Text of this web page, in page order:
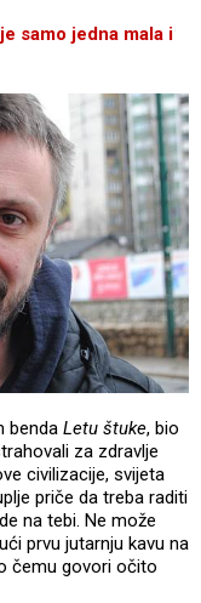
samo jedna mala i
benda Letu štuke, bio
za zdravlje
civilizacije, svijeta
priče da treba raditi
na tebi. Ne može
prvu jutarnju kavu na
čemu govori očito